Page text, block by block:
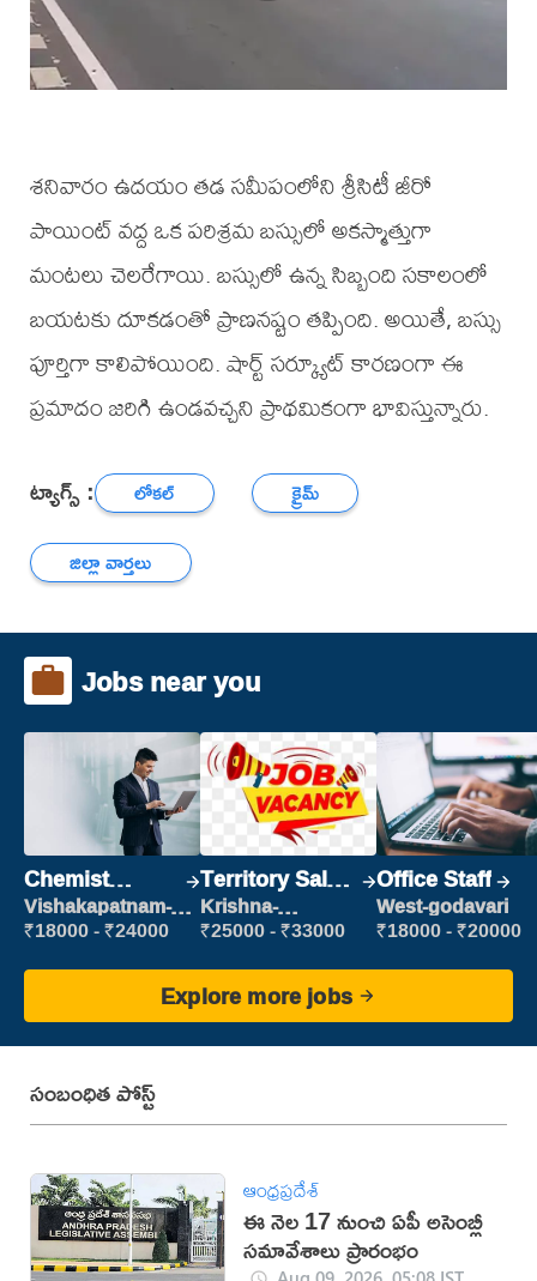
శనివారం ఉదయం తడ సమీపంలోని శ్రీసిటీ జీరో
పాయింట్ వద్ద ఒక పరిశ్రమ బస్సులో అకస్మాత్తుగా
మంటలు చెలరేగాయి. బస్సులో ఉన్న సిబ్బంది సకాలంలో
బయటకు దూకడంతో ప్రాణనష్టం తప్పింది. అయితే, బస్సు
పూర్తిగా కాలిపోయింది. షార్ట్ సర్క్యూట్ కారణంగా ఈ
ప్రమాదం జరిగి ఉండవచ్చని ప్రాథమికంగా భావిస్తున్నారు.
ట్యాగ్స్ : లోకల్
క్రైమ్
జిల్లా వార్తలు
Jobs near you
Chemist
Production
Executive
Vishakapatnam-
new
₹18000 - ₹24000
Territory Sales
Manager
Krishna-
vijayawada
₹25000 - ₹33000
Office Staff
West-godavari
₹18000 - ₹20000
Explore more jobs
సంబంధిత పోస్ట్
ఆంధ్రప్రదేశ్
ఈ నెల 17 నుంచి ఏపీ అసెంబ్లీ
సమావేశాలు ప్రారంభం